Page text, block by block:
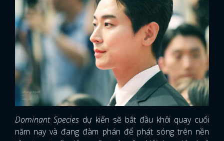
Dominant Species dự kiến sẽ bắt đầu khởi quay cuối
năm nay và đang đàm phán để phát sóng trên nền